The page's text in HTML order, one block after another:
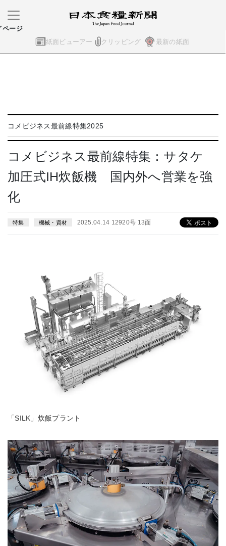
紙面ビューアー クリッピング 最新の紙面
ページ
コメビジネス最前線特集2025
コメビジネス最前線特集：サタケ
加圧式IH炊飯機 国内外へ営業を強
化
特集 機械・資材 2025.04.14 12920号 13面
「SILK」炊飯プラント